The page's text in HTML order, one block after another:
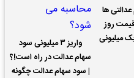
ها
روز
میلیونی
واریز ۳ میلیونی سود
سهام عدالت در راه است!؟
| سود سهام عدالت چگونه